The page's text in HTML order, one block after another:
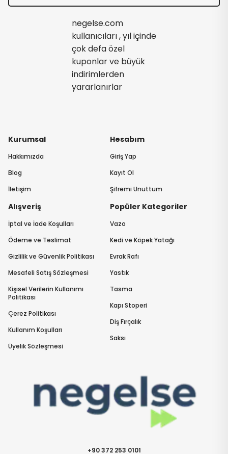
+90 372 253 0101
Kurumsal
Hakkımızda
Blog
İletişim
Hesabım
Giriş Yap
Kayıt Ol
Şifremi Unuttum
Alışveriş
İptal ve İade Koşulları
Ödeme ve Teslimat
Gizlilik ve Güvenlik Politikası
Mesafeli Satış Sözleşmesi
Kişisel Verilerin Kullanımı
Politikası
Çerez Politikası
Kullanım Koşulları
Üyelik Sözleşmesi
Popüler Kategoriler
Vazo
Kedi ve Köpek Yatağı
Evrak Rafı
Yastık
Tasma
Kapı Stoperi
Diş Fırçalık
Saksı
negelse.com
kullanıcıları , yıl içinde
çok defa özel
kuponlar ve büyük
indirimlerden
yararlanırlar